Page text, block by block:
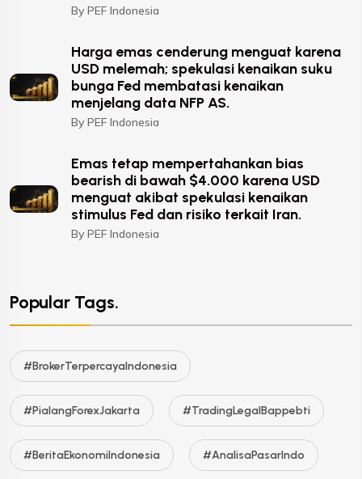
By PEF Indonesia
Harga emas cenderung menguat karena
USD melemah; spekulasi kenaikan suku
bunga Fed membatasi kenaikan
menjelang data NFP AS.
By PEF Indonesia
Emas tetap mempertahankan bias
bearish di bawah $4.000 karena USD
menguat akibat spekulasi kenaikan
stimulus Fed dan risiko terkait Iran.
By PEF Indonesia
Popular Tags.
#BrokerTerpercayaIndonesia
#PialangForexJakarta #TradingLegalBappebti
#BeritaEkonomiIndonesia #AnalisaPasarIndo